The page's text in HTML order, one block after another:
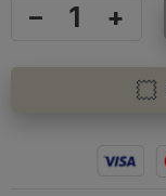
– +